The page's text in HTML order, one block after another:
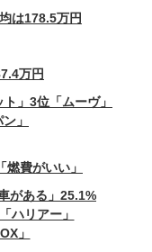
は178.5万円
万円
」3位「ムーヴ」
」
費がいい」
がある」25.1%
ハリアー」
」